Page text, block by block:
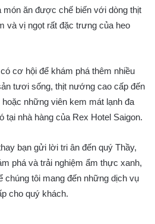
ăn được chế biến với dòng thịt
và vị ngọt rất đặc trưng của heo
cơ hội để khám phá thêm nhiều
tươi sống, thịt nướng cao cấp đến
những viên kem mát lạnh đa
tại nhà hàng của Rex Hotel Saigon.
bạn gửi lời tri ân đến quý Thầy,
phá và trải nghiệm ẩm thực xanh,
chúng tôi mang đến những dịch vụ
cho quý khách.